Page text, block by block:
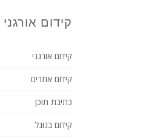
קידום אורגני
קידום אורגני
קידום אתרים
כתיבת תוכן
קידום בגוגל